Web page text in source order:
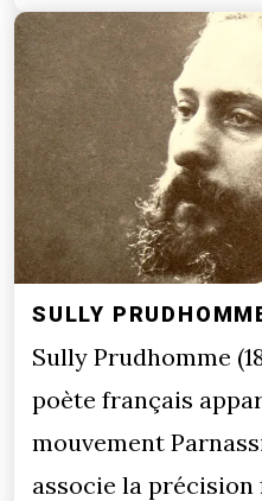
SULLY
Sully Prudhomme
poète français
mouvement
associe la précision